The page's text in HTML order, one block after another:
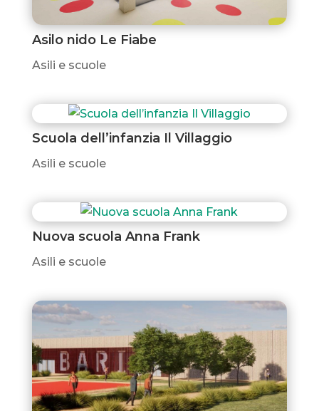
Asilo nido Le Fiabe
Asili e scuole
Scuola dell’infanzia Il Villaggio
Asili e scuole
Nuova scuola Anna Frank
Asili e scuole